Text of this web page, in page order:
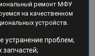
ремонт МФУ
на качественном
устройств.
устранение проблем;
запчастей;